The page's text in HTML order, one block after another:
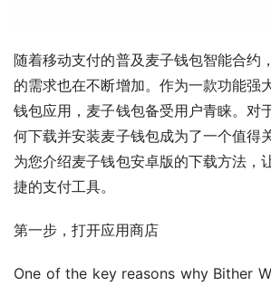
随着移动支付的普及麦子钱包智能合约
的需求也在不断增加。作为一款功能强
钱包应用，麦子钱包备受用户青睐。对
何下载并安装麦子钱包成为了一个值得
为您介绍麦子钱包安卓版的下载方法，
捷的支付工具。
第一步，打开应用商店
One of the key reasons why Bither